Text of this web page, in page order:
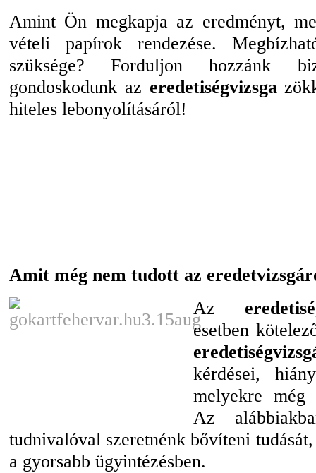
Amint Ön megkapja az eredményt,
vételi papírok rendezése.
szüksége? Forduljon hozzánk
gondoskodunk az eredetiségvizsga
hiteles lebonyolításáról!
Amit még nem tudott az
Az
esetben
kérdései,
melyekre még
Az
tudnivalóval szeretnénk bővíteni
a gyorsabb ügyintézésben.